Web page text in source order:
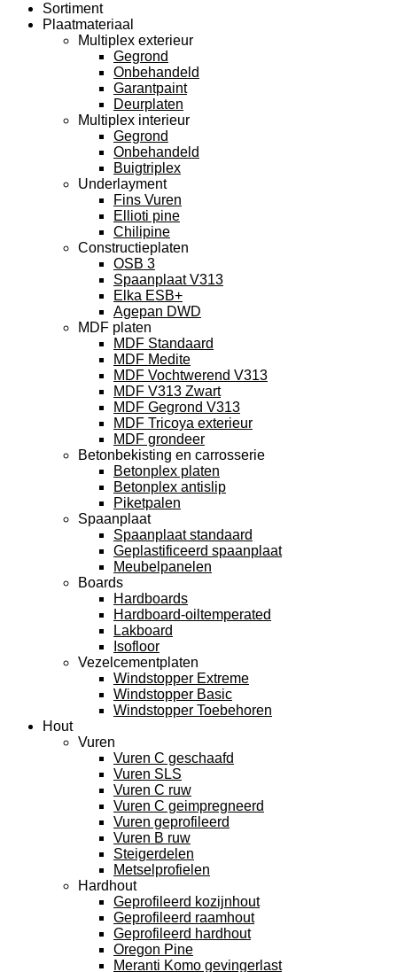
Sortiment
Plaatmateriaal
Multiplex exterieur
Gegrond
Onbehandeld
Garantpaint
Deurplaten
Multiplex interieur
Gegrond
Onbehandeld
Buigtriplex
Underlayment
Fins Vuren
Ellioti pine
Chilipine
Constructieplaten
OSB 3
Spaanplaat V313
Elka ESB+
Agepan DWD
MDF platen
MDF Standaard
MDF Medite
MDF Vochtwerend V313
MDF V313 Zwart
MDF Gegrond V313
MDF Tricoya exterieur
MDF grondeer
Betonbekisting en carrosserie
Betonplex platen
Betonplex antislip
Piketpalen
Spaanplaat
Spaanplaat standaard
Geplastificeerd spaanplaat
Meubelpanelen
Boards
Hardboards
Hardboard-oiltemperated
Lakboard
Isofloor
Vezelcementplaten
Windstopper Extreme
Windstopper Basic
Windstopper Toebehoren
Hout
Vuren
Vuren C geschaafd
Vuren SLS
Vuren C ruw
Vuren C geimpregneerd
Vuren geprofileerd
Vuren B ruw
Steigerdelen
Metselprofielen
Hardhout
Geprofileerd kozijnhout
Geprofileerd raamhout
Geprofileerd hardhout
Oregon Pine
Meranti Komo gevingerlast